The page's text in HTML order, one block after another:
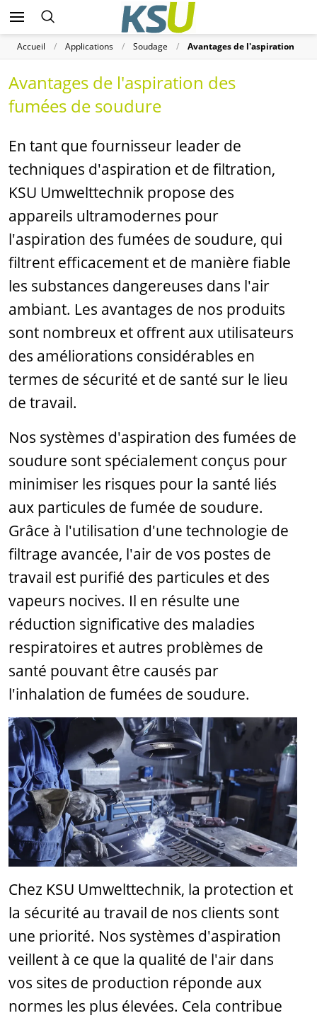
Accueil Applications Soudage Avantages de l'aspiration
Avantages de l'aspiration des
fumées de soudure
En tant que fournisseur leader de
techniques d'aspiration et de filtration,
KSU Umwelttechnik propose des
appareils ultramodernes pour
l'aspiration des fumées de soudure, qui
filtrent efficacement et de manière fiable
les substances dangereuses dans l'air
ambiant. Les avantages de nos produits
sont nombreux et offrent aux utilisateurs
des améliorations considérables en
termes de sécurité et de santé sur le lieu
de travail.
Nos systèmes d'aspiration des fumées de
soudure sont spécialement conçus pour
minimiser les risques pour la santé liés
aux particules de fumée de soudure.
Grâce à l'utilisation d'une technologie de
filtrage avancée, l'air de vos postes de
travail est purifié des particules et des
vapeurs nocives. Il en résulte une
réduction significative des maladies
respiratoires et autres problèmes de
santé pouvant être causés par
l'inhalation de fumées de soudure.
Chez KSU Umwelttechnik, la protection et
la sécurité au travail de nos clients sont
une priorité. Nos systèmes d'aspiration
veillent à ce que la qualité de l'air dans
vos sites de production réponde aux
normes les plus élevées. Cela contribue